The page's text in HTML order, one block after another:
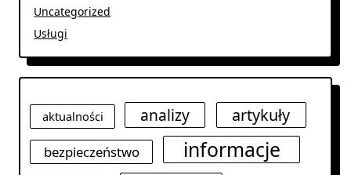
Uncategorized
Usługi
aktualności analizy artykuły
bezpieczeństwo informacje